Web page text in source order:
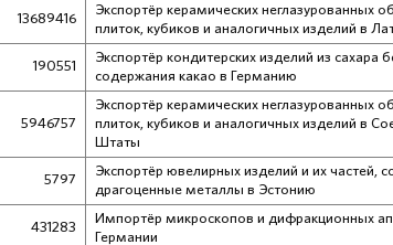
13689416
Экспортёр керамических неглазурованных
плиток, кубиков и аналогичных изделий в
190551
Экспортёр кондитерских изделий из сахара
содержания какао в Германию
5946757
Экспортёр керамических неглазурованных
плиток, кубиков и аналогичных изделий в
Штаты
5797
Экспортёр ювелирных изделий и их частей,
драгоценные металлы в Эстонию
431283
Импортёр микроскопов и дифракционных
Германии